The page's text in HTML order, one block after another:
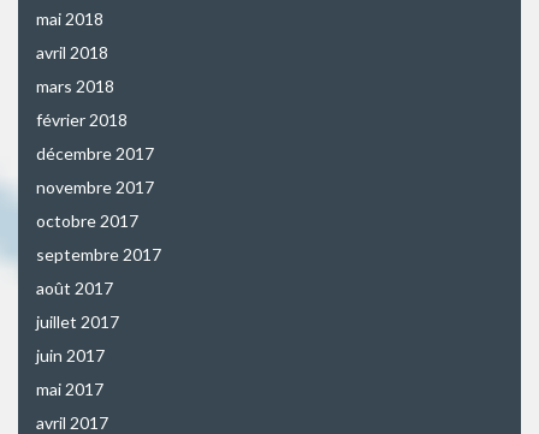
mai 2018
avril 2018
mars 2018
février 2018
décembre 2017
novembre 2017
octobre 2017
septembre 2017
août 2017
juillet 2017
juin 2017
mai 2017
avril 2017